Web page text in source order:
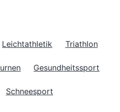
Leichtathletik Triathlon
Gesundheitssport
Schneesport